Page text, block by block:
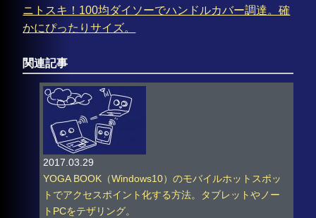
ニトスキ！100均ダイソーでハンドルカバー調達。確
かにぴったりサイズ。
関連記事
2017.03.29
YOGA BOOK（Windows10）のモバイルホットスポッ
トでアクセスポイント化する方法。タブレットやノー
トPCをテザリング。